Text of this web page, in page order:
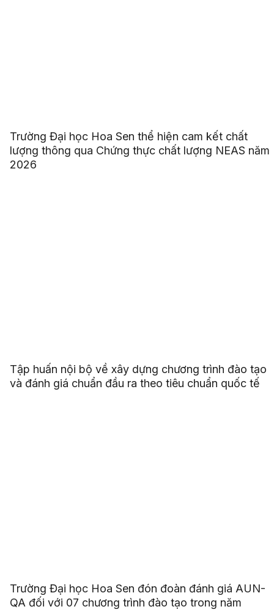
Trường Đại học Hoa Sen thể hiện cam kết chất
lượng thông qua Chứng thực chất lượng NEAS năm
2026
Tập huấn nội bộ về xây dựng chương trình đào tạo
và đánh giá chuẩn đầu ra theo tiêu chuẩn quốc tế
Trường Đại học Hoa Sen đón đoàn đánh giá AUN-
QA đối với 07 chương trình đào tạo trong năm